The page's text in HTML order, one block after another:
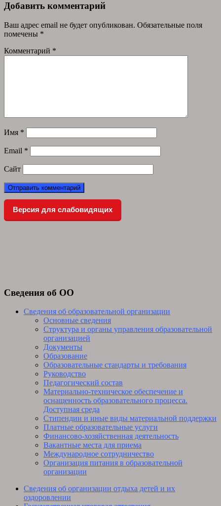
Добавить комментарий
Ваш адрес email не будет опубликован. Обязательные поля
помечены *
Комментарий *
Имя *
Email *
Сайт
Версия для слабовидящих
Сведения об ОО
Сведения об образовательной организации
Основные сведения
Структура и органы управления образовательной
организацией
Документы
Образование
Образовательные стандарты и требования
Руководство
Педагогический состав
Материально-техническое обеспечение и
оснащенность образовательного процесса.
Доступная среда
Стипендии и иные виды материальной поддержки
Платные образовательные услуги
Финансово-хозяйственная деятельность
Вакантные места для приема
Международное сотрудничество
Организация питания в образовательной
организации
Сведения об организации отдыха детей и их
оздоровлении